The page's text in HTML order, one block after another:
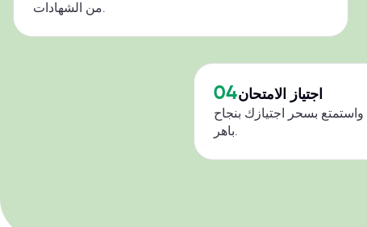
من الشهادات.
04اجتياز الامتحان
بسحر اجتيازك بنجاح
باهر.